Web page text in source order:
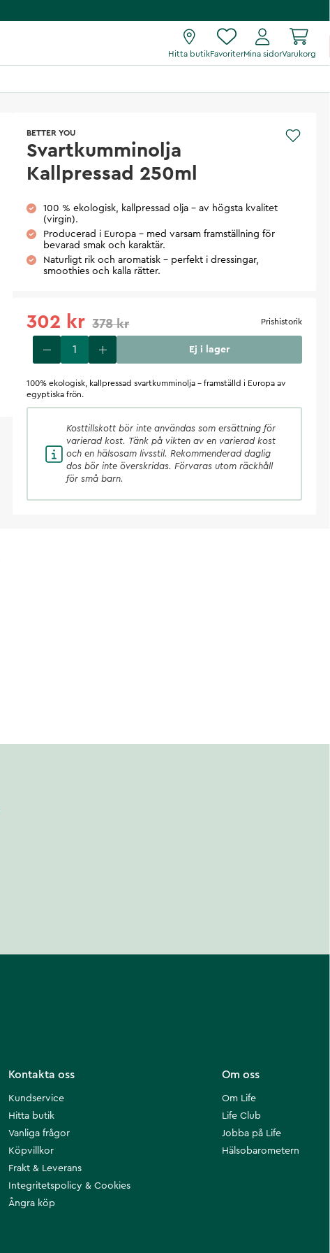
Hitta butikFavoriterMina sidorVarukorg
BETTER YOU
Svartkumminolja
Kallpressad 250ml
100 % ekologisk, kallpressad olja – av högsta kvalitet
(virgin).
Producerad i Europa – med varsam framställning för
bevarad smak och karaktär.
Naturligt rik och aromatisk – perfekt i dressingar,
smoothies och kalla rätter.
302 kr 378 kr Prishistorik
Ej i lager
100% ekologisk, kallpressad svartkumminolja – framställd i Europa av
egyptiska frön.
Kosttillskott bör inte användas som ersättning för
varierad kost. Tänk på vikten av en varierad kost
och en hälsosam livsstil. Rekommenderad daglig
dos bör inte överskridas. Förvaras utom räckhåll
för små barn.
Om oss
Om Life
Life Club
Jobba på Life
Hälsobarometern
Kontakta oss
Kundservice
Hitta butik
Vanliga frågor
Köpvillkor
Frakt & Leverans
Integritetspolicy & Cookies
Ångra köp